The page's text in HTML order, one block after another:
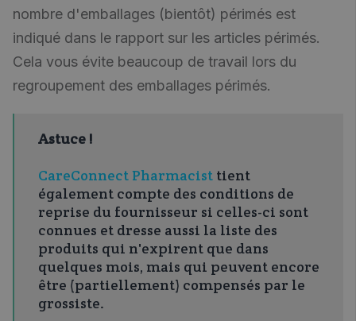
nombre d'emballages (bientôt) périmés est
indiqué dans le rapport sur les articles périmés.
Cela vous évite beaucoup de travail lors du
regroupement des emballages périmés.
Astuce !
CareConnect Pharmacist tient
également compte des conditions de
reprise du fournisseur si celles-ci sont
connues et dresse aussi la liste des
produits qui n'expirent que dans
quelques mois, mais qui peuvent encore
être (partiellement) compensés par le
grossiste.